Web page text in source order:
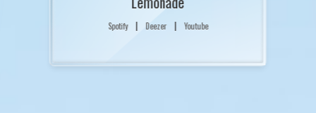
Spotify | Deezer | Youtube